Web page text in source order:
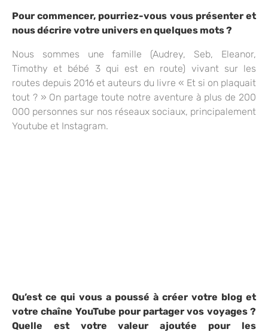
Pour commencer, pourriez-vous vous présenter et
nous décrire votre univers en quelques mots ?
Nous sommes une famille (Audrey, Seb, Eleanor,
Timothy et bébé 3 qui est en route) vivant sur les
routes depuis 2016 et auteurs du livre « Et si on plaquait
tout ? » On partage toute notre aventure à plus de 200
000 personnes sur nos réseaux sociaux, principalement
Youtube et Instagram.
Qu’est ce qui vous a poussé à créer votre blog et
votre chaîne YouTube pour partager vos voyages ?
Quelle est votre valeur ajoutée pour les